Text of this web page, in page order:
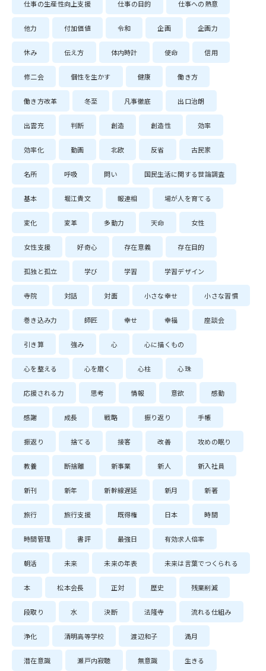
仕事の生産性向上支援 仕事の目的 仕事への熱意
他力 付加価値 令和 企画 企画力
休み 伝え方 体内時計 使命 信用
修二会 個性を生かす 健康 働き方
働き方改革 冬至 凡事徹底 出口治朗
出雲充 判断 創造 創造性 効率
効率化 動画 北欧 反省 古民家
名所 呼吸 問い 国民生活に関する世論調査
基本 堀江貴文 報連相 場が人を育てる
変化 変革 多動力 天命 女性
女性支援 好奇心 存在意義 存在目的
孤独と孤立 学び 学習 学習デザイン
寺院 対話 対面 小さな幸せ 小さな習慣
巻き込み力 師匠 幸せ 幸福 座談会
引き算 強み 心 心に描くもの
心を整える 心を磨く 心柱 心珠
応援される力 思考 情報 意欲 感動
感謝 成長 戦略 振り返り 手帳
振返り 捨てる 接客 改善 攻めの眠り
教養 断捨離 新事業 新人 新入社員
新刊 新年 新幹線遅延 新月 新著
旅行 旅行支援 既得権 日本 時間
時間管理 書評 最強日 有効求人倍率
朝活 未来 未来の年表 未来は言葉でつくられる
本 松本会長 正対 歴史 残業削減
段取り 水 決断 法隆寺 流れる仕組み
浄化 清明高等学校 渡辺和子 満月
潜在意識 瀬戸内寂聴 無意識 生きる